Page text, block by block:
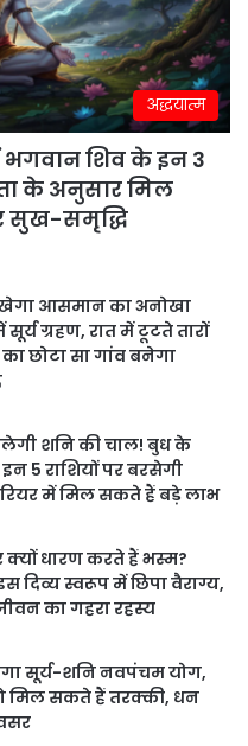
अद्धयात्म
शिव के इन 3
के अनुसार मिल
सुख-समृद्धि
आसमान का अनोखा
ग्रहण, रात में टूटते तारों
छोटा सा गांव बनेगा
शनि की चाल! बुध के
इन 5 राशियों पर बरसेगी
में मिल सकते हैं बड़े लाभ
क्यों धारण करते हैं भस्म?
दिव्य स्वरूप में छिपा वैराग्य,
का गहरा रहस्य
सूर्य-शनि नवपंचम योग,
मिल सकते हैं तरक्की, धन